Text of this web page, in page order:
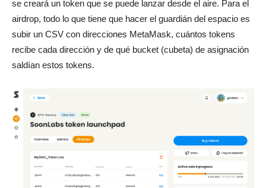
se creará un token que se puede lanzar desde el aire. Para el
airdrop, todo lo que tiene que hacer el guardián del espacio es
subir un CSV con direcciones MetaMask, cuántos tokens
recibe cada dirección y de qué bucket (cubeta) de asignación
saldían estos tokens.